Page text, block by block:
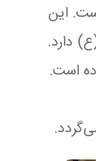
این
دارد.
است.